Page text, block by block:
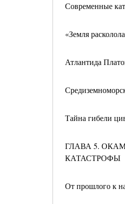
Современные
«Земля
Атлантида
Тайна гибели
ГЛАВА 5.
КАТАСТРОФЫ
От прошлого к